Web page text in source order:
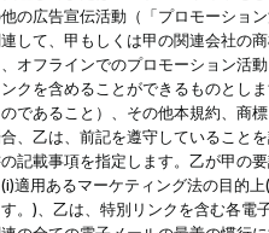
の広告宣伝活動（「プロモーショ
して、甲もしくは甲の関連会社の
オフラインでのプロモーション活
クを含めることができるものとし
であること）、その他本規約、商
、乙は、前記を遵守していること
記載事項を指定します。乙が甲の
適用あるマーケティング法の目的
。)、乙は、特別リンクを含む各